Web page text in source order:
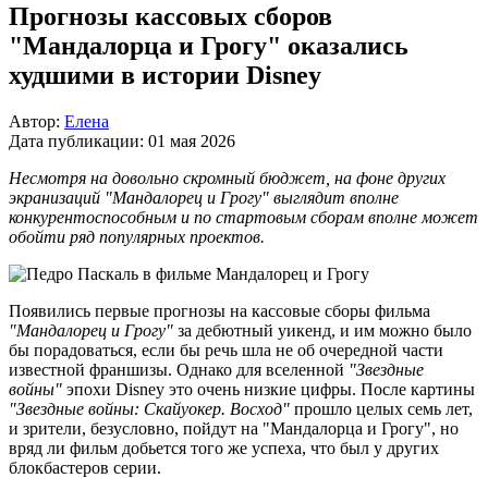
Прогнозы кассовых сборов
"Мандалорца и Грогу" оказались
худшими в истории Disney
Автор: Елена
Дата публикации: 01 мая 2026
Несмотря на довольно скромный бюджет, на фоне других
экранизаций "Мандалорец и Грогу" выглядит вполне
конкурентоспособным и по стартовым сборам вполне может
обойти ряд популярных проектов.
Появились первые прогнозы на кассовые сборы фильма
"Мандалорец и Грогу" за дебютный уикенд, и им можно было
бы порадоваться, если бы речь шла не об очередной части
известной франшизы. Однако для вселенной "Звездные
войны" эпохи Disney это очень низкие цифры. После картины
"Звездные войны: Скайуокер. Восход" прошло целых семь лет,
и зрители, безусловно, пойдут на "Мандалорца и Грогу", но
вряд ли фильм добьется того же успеха, что был у других
блокбастеров серии.